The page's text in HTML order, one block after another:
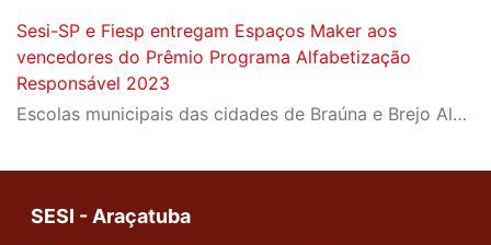
Sesi-SP e Fiesp entregam Espaços Maker aos
vencedores do Prêmio Programa Alfabetização
Responsável 2023
Escolas municipais das cidades de Braúna e Brejo Alegre receberam um laboratório de fabricação digital equipado com tecnologia avançada para práticas pedagógicas
SESI - Araçatuba